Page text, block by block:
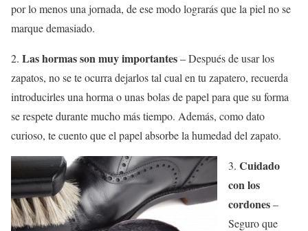
por lo menos una jornada, de ese modo lograrás que la piel no se
marque demasiado.
2. Las hormas son muy importantes– Después de usar los
zapatos, no se te ocurra dejarlos tal cual en tu zapatero, recuerda
introducirles una horma o unas bolas de papel para que su forma
se respete durante mucho más tiempo. Además, como dato
curioso, te cuento que el papel absorbe la humedad del zapato.
3. Cuidado
con los
cordones–
Seguro que